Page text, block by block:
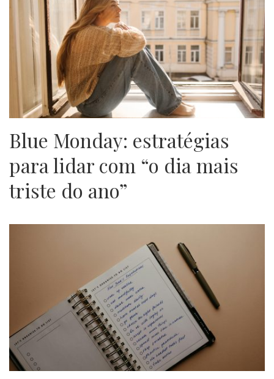
Blue Monday: estratégias
para lidar com “o dia mais
triste do ano”